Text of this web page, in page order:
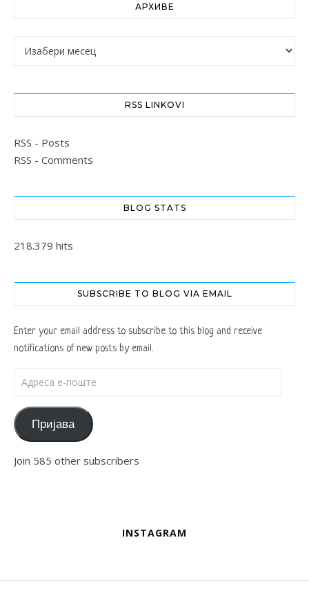
АРХИВЕ
Архиве
RSS LINKOVI
RSS - Posts
RSS - Comments
BLOG STATS
218.379 hits
SUBSCRIBE TO BLOG VIA EMAIL
Enter your email address to subscribe to this blog and receive
notifications of new posts by email.
Пријава
Join 585 other subscribers
INSTAGRAM